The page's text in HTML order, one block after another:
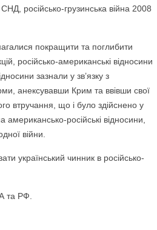
російсько-грузинська війна 2008
покращити та поглибити
російсько-американські відносини
зазнали у зв’язку з
анексувавши Крим та ввівши свої
втручання, що і було здійснено у
російські відносини,
війни.
український чинник в російсько-
та РФ.